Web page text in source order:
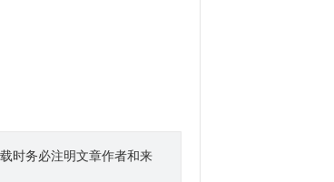
时务必注明文章作者和来